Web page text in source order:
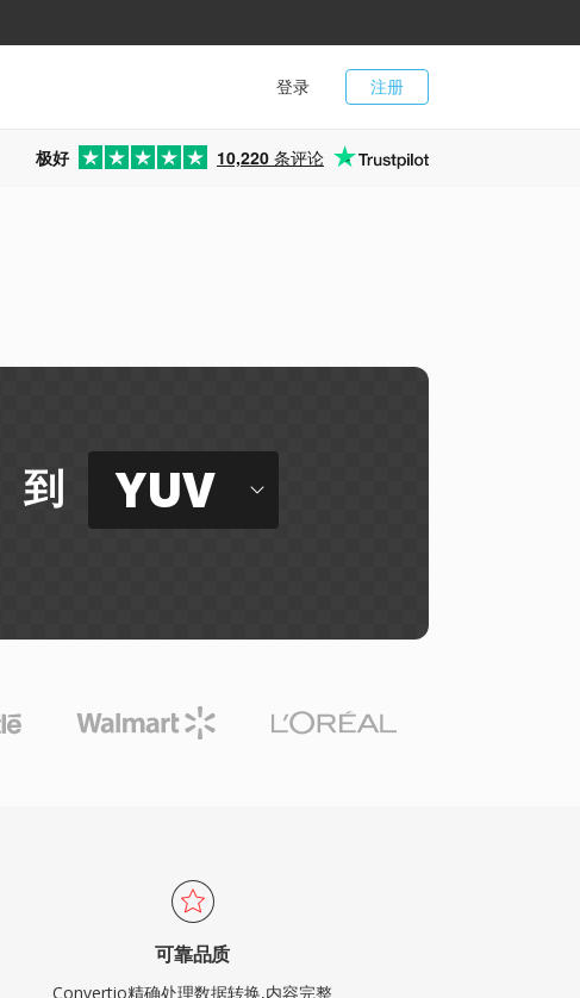
注册
登录
极好 10,220 条评论
到 YUV
可靠品质
Convertio精确处理数据转换,内容完整